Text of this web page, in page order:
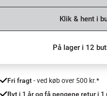
Klik & hent i
På lager i 12
Fri fragt - ved køb over 500 kr.*
Byt i 1 år og få pengene retur i 1